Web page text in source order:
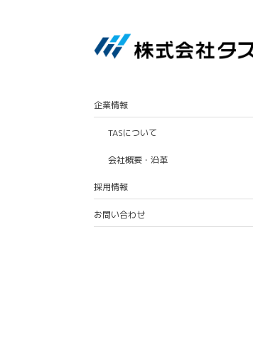
企業情報
TASについて
会社概要・沿革
採用情報
お問い合わせ